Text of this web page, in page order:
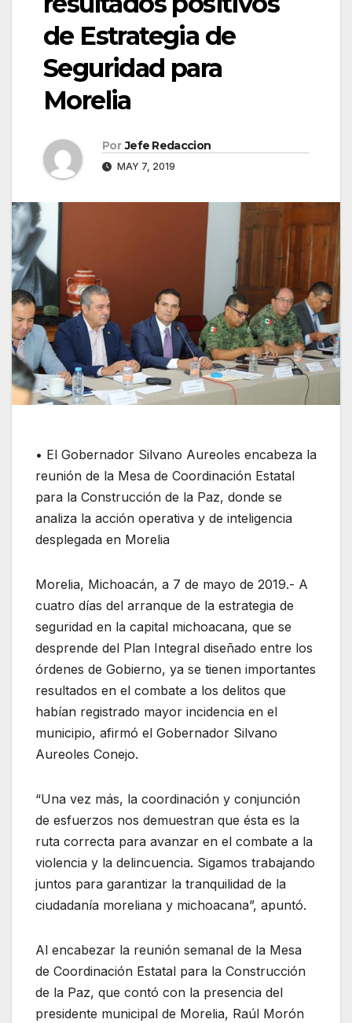
de Estrategia de
Seguridad para
Morelia
Por Jefe Redaccion
MAY 7, 2019
• El Gobernador Silvano Aureoles encabeza la
reunión de la Mesa de Coordinación Estatal
para la Construcción de la Paz, donde se
analiza la acción operativa y de inteligencia
desplegada en Morelia
Morelia, Michoacán, a 7 de mayo de 2019.- A
cuatro días del arranque de la estrategia de
seguridad en la capital michoacana, que se
desprende del Plan Integral diseñado entre los
órdenes de Gobierno, ya se tienen importantes
resultados en el combate a los delitos que
habían registrado mayor incidencia en el
municipio, afirmó el Gobernador Silvano
Aureoles Conejo.
“Una vez más, la coordinación y conjunción
de esfuerzos nos demuestran que ésta es la
ruta correcta para avanzar en el combate a la
violencia y la delincuencia. Sigamos trabajando
juntos para garantizar la tranquilidad de la
ciudadanía moreliana y michoacana”, apuntó.
Al encabezar la reunión semanal de la Mesa
de Coordinación Estatal para la Construcción
de la Paz, que contó con la presencia del
presidente municipal de Morelia, Raúl Morón